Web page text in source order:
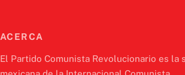
ACERCA
El Partido Comunista Revolucionario es la